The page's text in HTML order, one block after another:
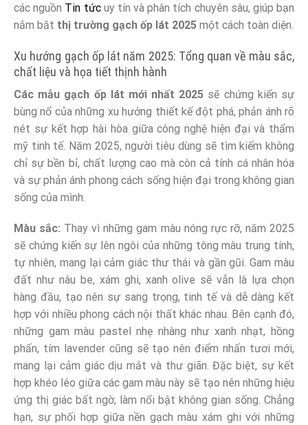
các nguồn Tin tứcuy tín và phân tích chuyên sâu, giúp bạn
nắm bắt thị trường gạch ốp lát 2025 một cách toàn diện.
Xu hướng gạch ốp lát năm 2025: Tổng quan về màu sắc,
chất liệu và họa tiết thịnh hành
Các mẫu gạch ốp lát mới nhất 2025 sẽ chứng kiến sự
bùng nổ của những xu hướng thiết kế đột phá, phản ánh rõ
nét sự kết hợp hài hòa giữa công nghệ hiện đại và thẩm
mỹ tinh tế. Năm 2025, người tiêu dùng sẽ tìm kiếm không
chỉ sự bền bỉ, chất lượng cao mà còn cả tính cá nhân hóa
và sự phản ánh phong cách sống hiện đại trong không gian
sống của mình.
Màu sắc: Thay vì những gam màu nóng rực rỡ, năm 2025
sẽ chứng kiến sự lên ngôi của những tông màu trung tính,
tự nhiên, mang lại cảm giác thư thái và gần gũi. Gam màu
đất như nâu be, xám ghi, xanh olive sẽ vẫn là lựa chọn
hàng đầu, tạo nên sự sang trọng, tinh tế và dễ dàng kết
hợp với nhiều phong cách nội thất khác nhau. Bên cạnh đó,
những gam màu pastel nhẹ nhàng như xanh nhạt, hồng
phấn, tím lavender cũng sẽ tạo nên điểm nhấn tươi mới,
mang lại cảm giác dịu mắt và thư giãn. Đặc biệt, sự kết
hợp khéo léo giữa các gam màu này sẽ tạo nên những hiệu
ứng thị giác bất ngờ, làm nổi bật không gian sống. Chẳng
hạn, sự phối hợp giữa nền gạch màu xám ghi với những